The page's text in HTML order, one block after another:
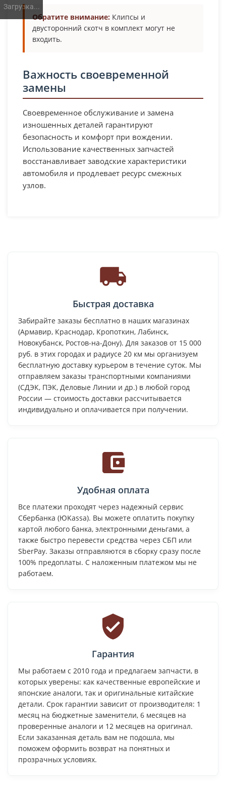
Загрузка...
Обратите внимание: Клипсы и
двусторонний скотч в комплект могут не
входить.
Важность своевременной
замены
Своевременное обслуживание и замена
изношенных деталей гарантируют
безопасность и комфорт при вождении.
Использование качественных запчастей
восстанавливает заводские характеристики
автомобиля и продлевает ресурс смежных
узлов.
Быстрая доставка
Забирайте заказы бесплатно в наших магазинах
(Армавир, Краснодар, Кропоткин, Лабинск,
Новокубанск, Ростов-на-Дону). Для заказов от 15 000
руб. в этих городах и радиусе 20 км мы организуем
бесплатную доставку курьером в течение суток. Мы
отправляем заказы транспортными компаниями
(СДЭК, ПЭК, Деловые Линии и др.) в любой город
России — стоимость доставки рассчитывается
индивидуально и оплачивается при получении.
Удобная оплата
Все платежи проходят через надежный сервис
Сбербанка (ЮKassa). Вы можете оплатить покупку
картой любого банка, электронными деньгами, а
также быстро перевести средства через СБП или
SberPay. Заказы отправляются в сборку сразу после
100% предоплаты. С наложенным платежом мы не
работаем.
Гарантия
Мы работаем с 2010 года и предлагаем запчасти, в
которых уверены: как качественные европейские и
японские аналоги, так и оригинальные китайские
детали. Срок гарантии зависит от производителя: 1
месяц на бюджетные заменители, 6 месяцев на
проверенные аналоги и 12 месяцев на оригинал.
Если заказанная деталь вам не подошла, мы
поможем оформить возврат на понятных и
прозрачных условиях.